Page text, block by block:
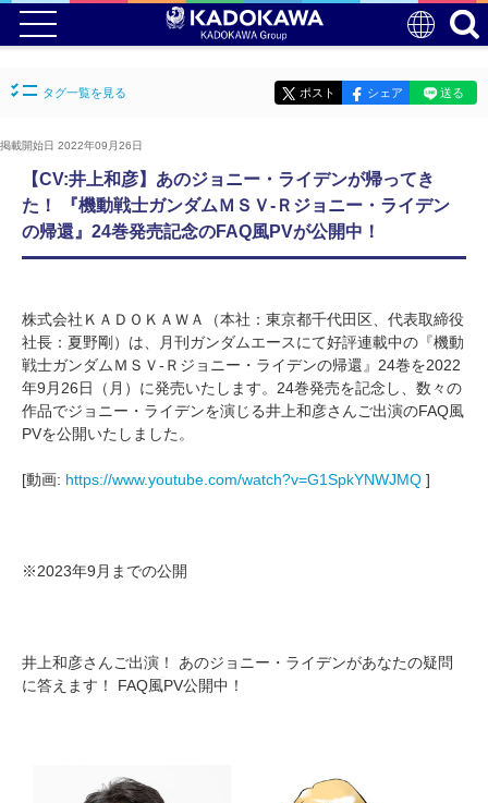
タグ一覧を見る ポスト シェア 送る
掲載開始日 2022年09月26日
【CV:井上和彦】あのジョニー・ライデンが帰ってき
た！ 『機動戦士ガンダムＭＳＶ‐Ｒジョニー・ライデン
の帰還』24巻発売記念のFAQ風PVが公開中！
株式会社ＫＡＤＯＫＡＷＡ（本社：東京都千代田区、代表取締役
社長：夏野剛）は、月刊ガンダムエースにて好評連載中の『機動
戦士ガンダムＭＳＶ‐Ｒジョニー・ライデンの帰還』24巻を2022
年9月26日（月）に発売いたします。24巻発売を記念し、数々の
作品でジョニー・ライデンを演じる井上和彦さんご出演のFAQ風
PVを公開いたしました。
[動画: https://www.youtube.com/watch?v=G1SpkYNWJMQ ]
※2023年9月までの公開
井上和彦さんご出演！ あのジョニー・ライデンがあなたの疑問
に答えます！ FAQ風PV公開中！